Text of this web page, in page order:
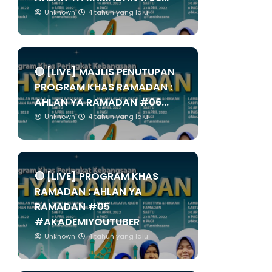
Unknown 4 tahun yang lalu
🔴 [LIVE] MAJLIS PENUTUPAN
PROGRAM KHAS RAMADAN :
AHLAN YA RAMADAN #06...
Unknown 4 tahun yang lalu
🔴 [LIVE] PROGRAM KHAS
RAMADAN : AHLAN YA
RAMADAN #05
#AKADEMIYOUTUBER
Unknown 4 tahun yang lalu